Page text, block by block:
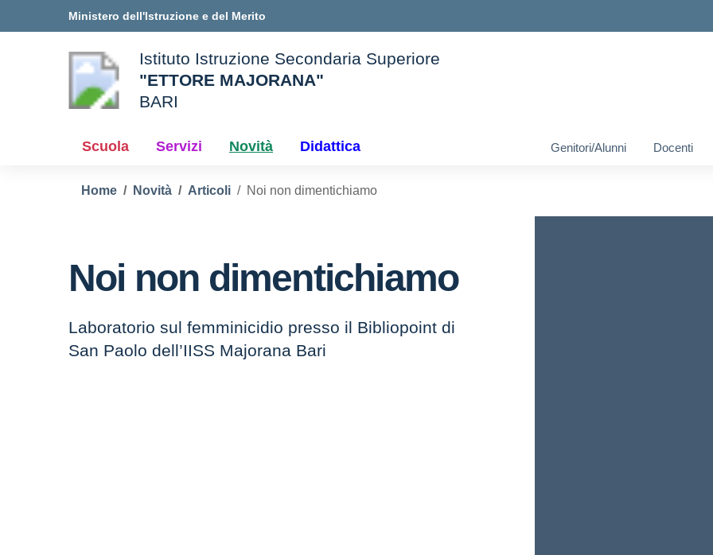
Ministero dell'Istruzione e del Merito
scuola
Istituto Istruzione Secondaria Superiore
"ETTORE MAJORANA"
BARI
Scuola Servizi Novità Didattica Genitori/Alunni Docenti
Home Novità Articoli Noi non dimentichiamo
Noi non dimentichiamo
Laboratorio sul femminicidio presso il Bibliopoint di
San Paolo dell’IISS Majorana Bari